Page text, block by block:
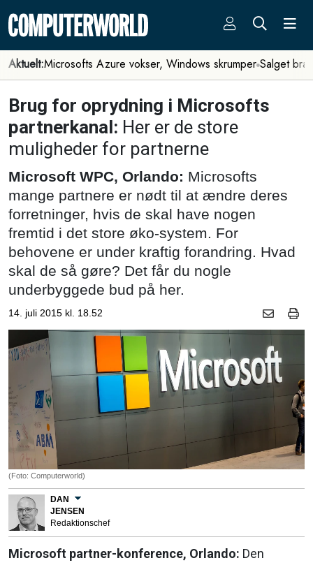
Aktuelt:Microsofts Azure vokser, Windows skrumper Salget
Brug for oprydning i Microsofts
partnerkanal: Her er de store
muligheder for partnerne
Microsoft WPC, Orlando: Microsofts
mange partnere er nødt til at ændre deres
forretninger, hvis de skal have nogen
fremtid i det store øko-system. For
behovene er under kraftig forandring. Hvad
skal de så gøre? Det får du nogle
underbyggede bud på her.
14. juli 2015 kl. 18.52
(Foto: Computerworld)
DAN
JENSEN
Redaktionschef
Microsoft partner-konference, Orlando: Den